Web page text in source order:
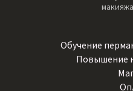
Обучение
Повышение